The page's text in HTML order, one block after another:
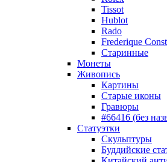
Tissot
Hublot
Rado
Frederique
Старинные
Монеты
Живопись
Картины
Старые иконы
Гравюры
#66416 (без
Статуэтки
Скульптуры
Буддийские